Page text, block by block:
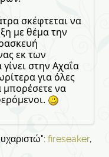
σκέφτεται να
με θέμα την
εκ των
στην Αχαΐα
για όλες
μπορέσετε να
fireseaker,